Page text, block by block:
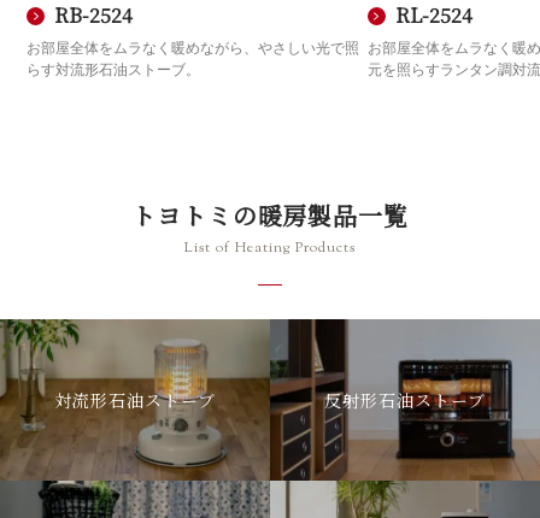
RB-2524
お部屋全体をムラなく暖めながら、やさしい光で照
らす対流形石油ストーブ。
RL-2524
お部屋全体をムラなく暖
元を照らすランタン調対
トヨトミの暖房製品一覧
List of Heating Products
対流形石油ストーブ 反射形石油ストーブ